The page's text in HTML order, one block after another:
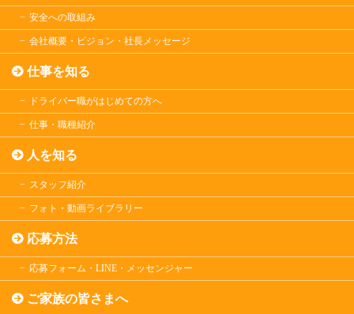
安全への取組み
会社概要・ビジョン・社長メッセージ
仕事を知る
ドライバー職がはじめての方へ
仕事・職種紹介
人を知る
スタッフ紹介
フォト・動画ライブラリー
応募方法
応募フォーム・LINE・メッセンジャー
ご家族の皆さまへ